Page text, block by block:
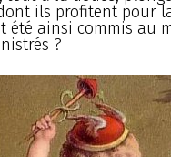
ils profitent pour
été ainsi commis au
?